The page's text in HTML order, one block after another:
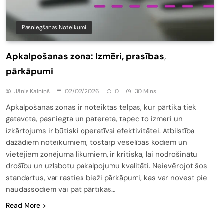
Pasniegšanas Noteikumi
Apkalpošanas zona: Izmēri, prasības,
pārkāpumi
Jānis Kalniņš 02/02/2026 0 30 Mins
Apkalpošanas zonas ir noteiktas telpas, kur pārtika tiek
gatavota, pasniegta un patērēta, tāpēc to izmēri un
izkārtojums ir būtiski operatīvai efektivitātei. Atbilstība
dažādiem noteikumiem, tostarp veselības kodiem un
vietējiem zonējuma likumiem, ir kritiska, lai nodrošinātu
drošību un uzlabotu pakalpojumu kvalitāti. Neievērojot šos
standartus, var rasties bieži pārkāpumi, kas var novest pie
naudassodiem vai pat pārtikas…
Read More